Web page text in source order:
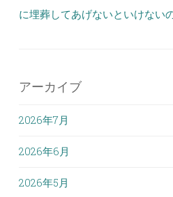
に埋葬してあげないといけない
アーカイブ
2026年7月
2026年6月
2026年5月